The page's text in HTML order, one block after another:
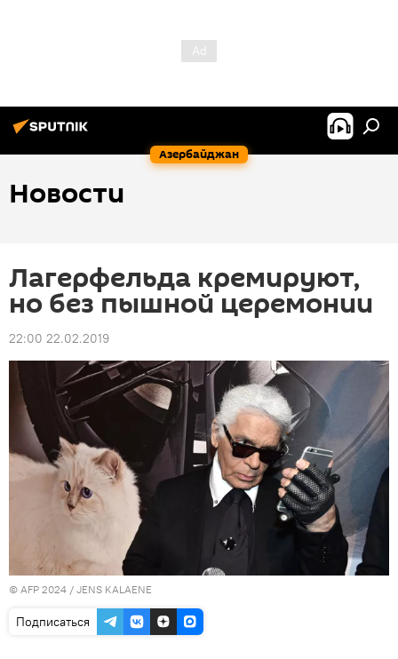
Азербайджан
Новости
Лагерфельда кремируют,
но без пышной церемонии
22:00 22.02.2019
© AFP 2024 / JENS KALAENE
Подписаться